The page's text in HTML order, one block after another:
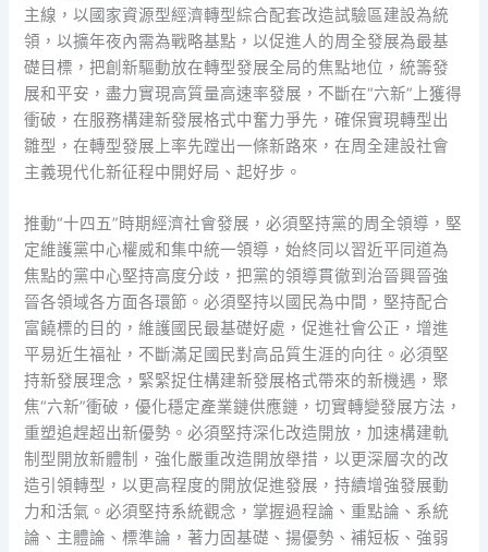
主線，以國家資源型經濟轉型綜合配套改造試驗區建設為統
領，以擴年夜內需為戰略基點，以促進人的周全發展為最基
礎目標，把創新驅動放在轉型發展全局的焦點地位，統籌發
展和平安，盡力實現高質量高速率發展，不斷在“六新”上獲得
衝破，在服務構建新發展格式中奮力爭先，確保實現轉型出
雛型，在轉型發展上率先蹚出一條新路來，在周全建設社會
主義現代化新征程中開好局、起好步。
推動“十四五”時期經濟社會發展，必須堅持黨的周全領導，堅
定維護黨中心權威和集中統一領導，始終同以習近平同道為
焦點的黨中心堅持高度分歧，把黨的領導貫徹到治晉興晉強
晉各領域各方面各環節。必須堅持以國民為中間，堅持配合
富饒標的目的，維護國民最基礎好處，促進社會公正，增進
平易近生福祉，不斷滿足國民對高品質生涯的向往。必須堅
持新發展理念，緊緊捉住構建新發展格式帶來的新機遇，聚
焦“六新”衝破，優化穩定產業鏈供應鏈，切實轉變發展方法，
重塑追趕超出新優勢。必須堅持深化改造開放，加速構建軌
制型開放新體制，強化嚴重改造開放舉措，以更深層次的改
造引領轉型，以更高程度的開放促進發展，持續增強發展動
力和活氣。必須堅持系統觀念，掌握過程論、重點論、系統
論、主體論、標準論，著力固基礎、揚優勢、補短板、強弱